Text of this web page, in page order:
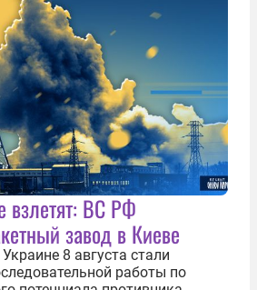
взлетят: ВС РФ
завод в Киеве
8 августа стали
работы по